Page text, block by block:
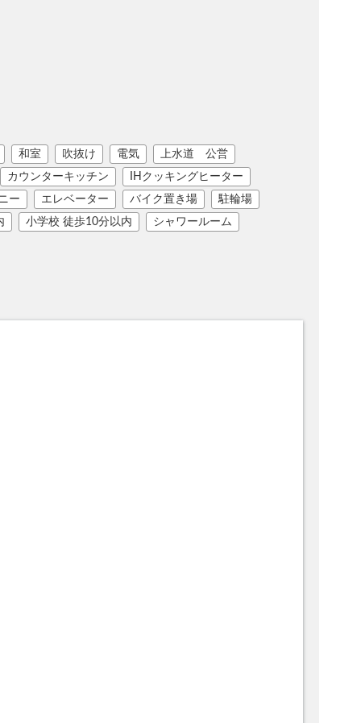
和室 吹抜け 電気
上水道 公営
カウンターキッチン
IHクッキングヒーター
ー エレベーター バイク置き場
駐輪場
小学校 徒歩10分以内
シャワールーム